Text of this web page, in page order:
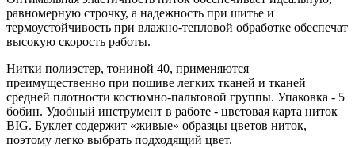
равномерную строчку, а надежность при шитье и
термоустойчивость при влажно-тепловой обработке обеспечат
высокую скорость работы.
Нитки полиэстер, тониной 40, применяются
преимущественно при пошиве легких тканей и тканей
средней плотности костюмно-пальтовой группы. Упаковка - 5
бобин. Удобный инструмент в работе - цветовая карта ниток
BIG. Буклет содержит «живые» образцы цветов ниток,
поэтому легко выбрать подходящий цвет.